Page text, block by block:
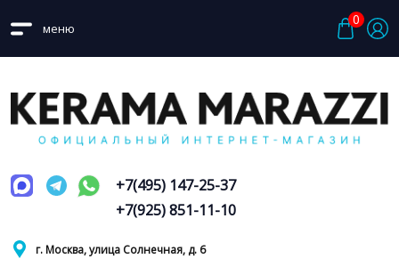
меню
0
г. Москва, улица Солнечная, д. 6
+7(495) 147-25-37
+7(925) 851-11-10